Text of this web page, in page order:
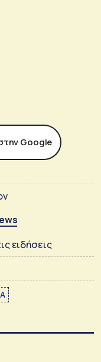
Google
ειδήσεις